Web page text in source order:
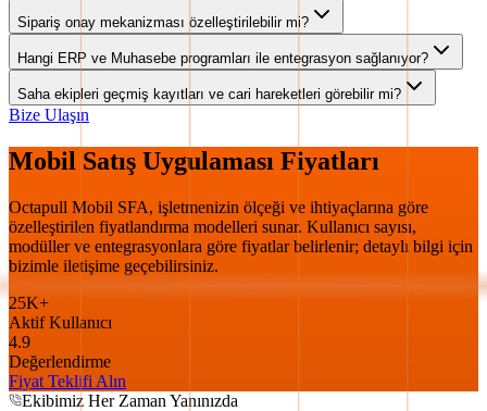
Sipariş onay mekanizması özelleştirilebilir mi?
Hangi ERP ve Muhasebe programları ile entegrasyon sağlanıyor?
Saha ekipleri geçmiş kayıtları ve cari hareketleri görebilir mi?
Bize Ulaşın
Mobil Satış Uygulaması Fiyatları
Octapull Mobil SFA, işletmenizin ölçeği ve ihtiyaçlarına göre
özelleştirilen fiyatlandırma modelleri sunar. Kullanıcı sayısı,
modüller ve entegrasyonlara göre fiyatlar belirlenir; detaylı bilgi için
bizimle iletişime geçebilirsiniz.
25K+
Aktif Kullanıcı
4.9
Değerlendirme
Fiyat Teklifi Alın
Ekibimiz Her Zaman Yanınızda